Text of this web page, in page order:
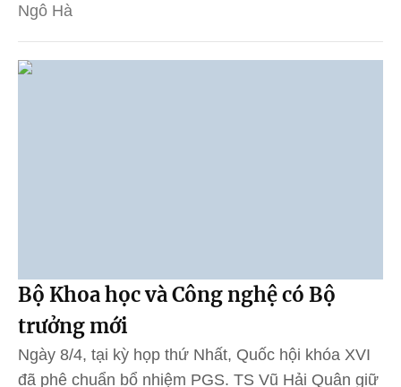
Ngô Hà
Bộ Khoa học và Công nghệ có Bộ
trưởng mới
Ngày 8/4, tại kỳ họp thứ Nhất, Quốc hội khóa XVI
đã phê chuẩn bổ nhiệm PGS. TS Vũ Hải Quân giữ